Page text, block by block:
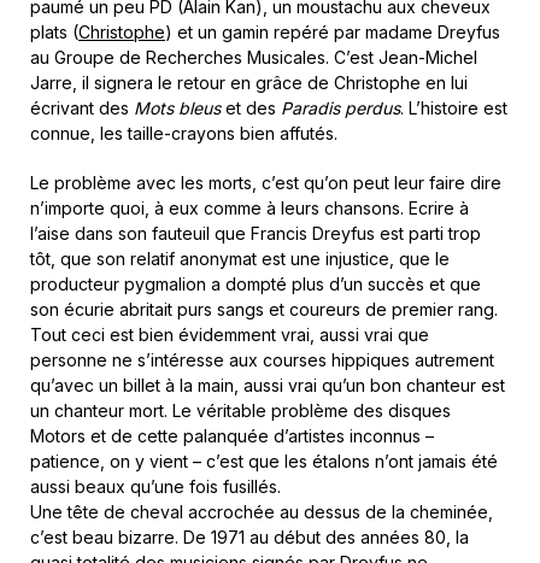
paumé un peu PD (Alain Kan), un moustachu aux cheveux
plats (Christophe) et un gamin repéré par madame Dreyfus
au Groupe de Recherches Musicales. C’est Jean-Michel
Jarre, il signera le retour en grâce de Christophe en lui
écrivant des Mots bleuset des Paradis perdus. L’histoire est
connue, les taille-crayons bien affutés.
Le problème avec les morts, c’est qu’on peut leur faire dire
n’importe quoi, à eux comme à leurs chansons. Ecrire à
l’aise dans son fauteuil que Francis Dreyfus est parti trop
tôt, que son relatif anonymat est une injustice, que le
producteur pygmalion a dompté plus d’un succès et que
son écurie abritait purs sangs et coureurs de premier rang.
Tout ceci est bien évidemment vrai, aussi vrai que
personne ne s’intéresse aux courses hippiques autrement
qu’avec un billet à la main, aussi vrai qu’un bon chanteur est
un chanteur mort. Le véritable problème des disques
Motors et de cette palanquée d’artistes inconnus –
patience, on y vient – c’est que les étalons n’ont jamais été
aussi beaux qu’une fois fusillés.
Une tête de cheval accrochée au dessus de la cheminée,
c’est beau bizarre. De 1971 au début des années 80, la